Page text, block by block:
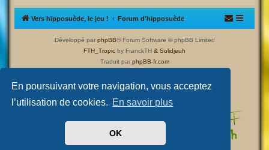
En poursuivant votre navigation, vous acceptez
l’utilisation de cookies. En savoir plus
OK
Vers hipposuède, le jeu ! Forum d'hipposuède
Développé par phpBB® Forum Software © phpBB Limited
FTH_Tropic by FranckTH & Solidjeuh
Traduit par phpBB-fr.com